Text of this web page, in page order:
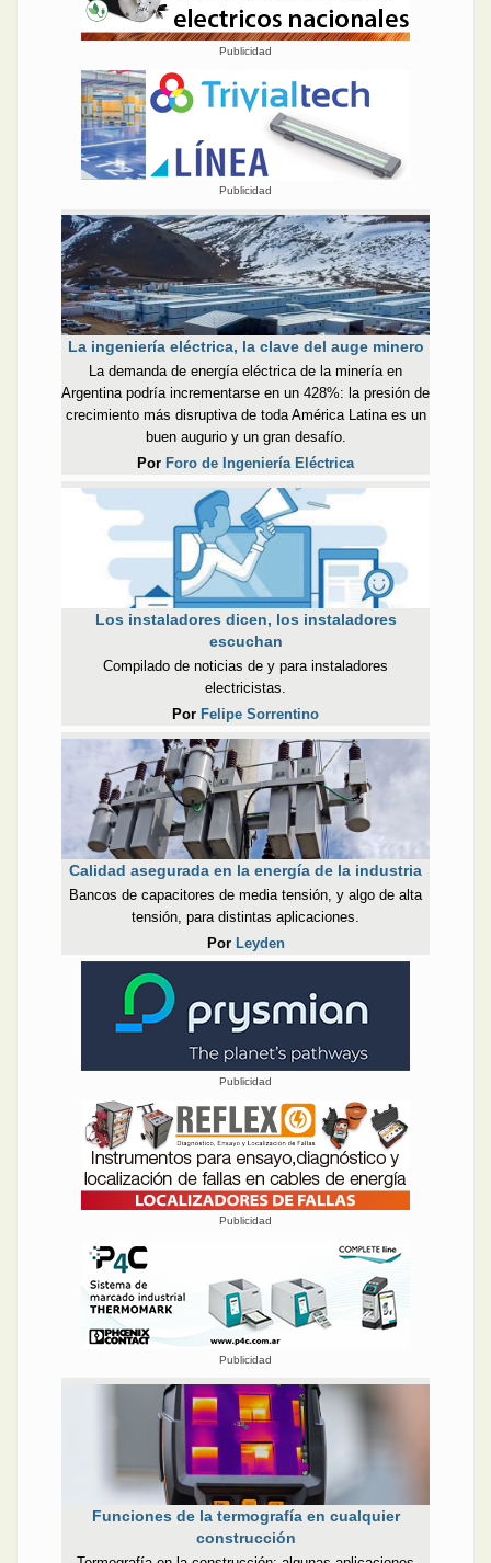
Publicidad
Publicidad
La ingeniería eléctrica, la clave del auge minero
La demanda de energía eléctrica de la minería en
Argentina podría incrementarse en un 428%: la presión de
crecimiento más disruptiva de toda América Latina es un
buen augurio y un gran desafío.
Por Foro de Ingeniería Eléctrica
Los instaladores dicen, los instaladores
escuchan
Compilado de noticias de y para instaladores
electricistas.
Por Felipe Sorrentino
Calidad asegurada en la energía de la industria
Bancos de capacitores de media tensión, y algo de alta
tensión, para distintas aplicaciones.
Por Leyden
Publicidad
Publicidad
Publicidad
Funciones de la termografía en cualquier
construcción